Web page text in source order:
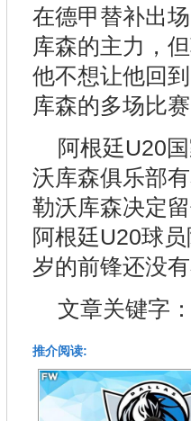
在德甲替补出
库森的主力，
他不想让他回
库森的多场比赛
阿根廷U20
沃库森俱乐部
勒沃库森决定
阿根廷U20球
岁的前锋还没
文章关键字：
推介阅读: